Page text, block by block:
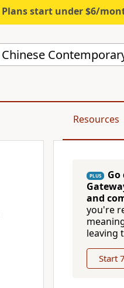
Plans start under $6/
Resources
PLUS
and
you're
leaving
Start